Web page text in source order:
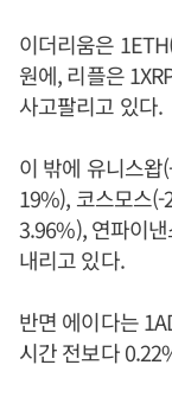
이더리움은
원에, 리플은
사고팔리고 있다.
이 밖에 유니스
19%), 코스모스
3.96%), 연파이
내리고 있다.
반면 에이다는
시간 전보다